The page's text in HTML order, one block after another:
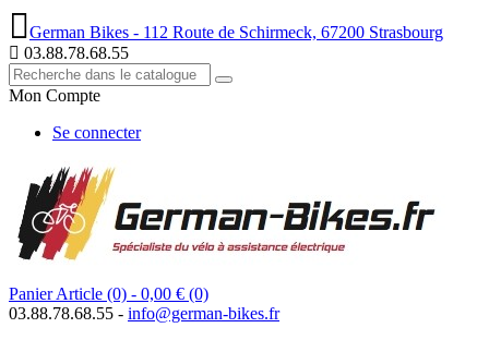
German Bikes - 112 Route de Schirmeck, 67200 Strasbourg
03.88.78.68.55
Mon Compte
Se connecter
Panier Article (0) - 0,00 € (0)
03.88.78.68.55 - info@german-bikes.fr